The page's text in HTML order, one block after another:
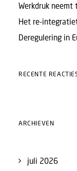
Werkdruk neemt
Het re-
Deregulering in
RECENTE
ARCHIEVEN
juli 2026